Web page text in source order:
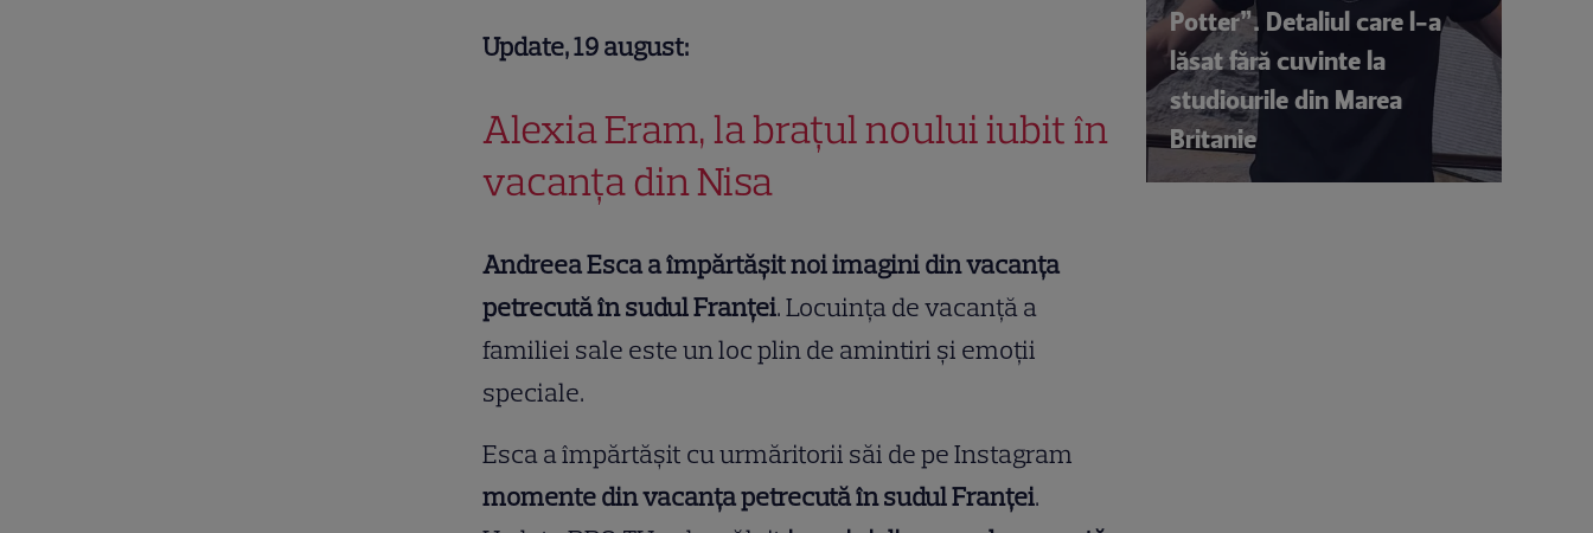
Update, 19 august:
Alexia Eram, la brațul noului iubit în
vacanța din Nisa
Andreea Esca a împărtășit noi imagini din vacanța
petrecută în sudul Franței. Locuința de vacanță a
familiei sale este un loc plin de amintiri și emoții
speciale.
Esca a împărtășit cu urmăritorii săi de pe Instagram
momente din vacanța petrecută în sudul Franței.
Potter”. Detaliul care l-a
lăsat fără cuvinte la
studiourile din Marea
Britanie